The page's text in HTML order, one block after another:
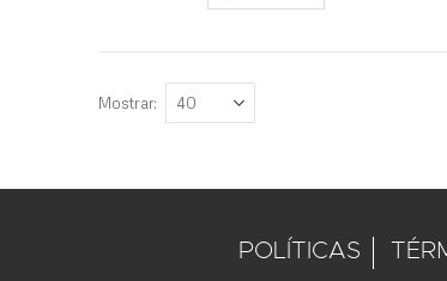
Mostrar
POLÍTICAS